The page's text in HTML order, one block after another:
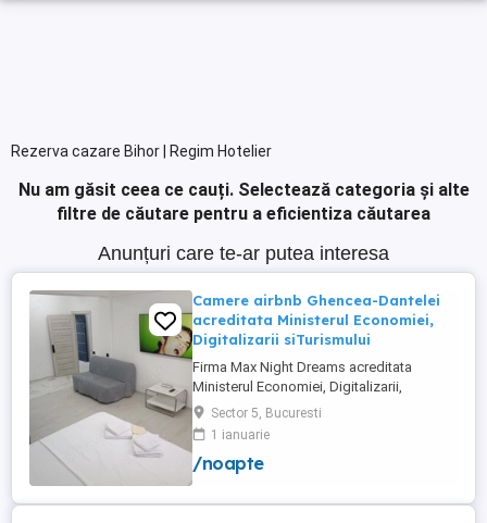
Rezerva cazare Bihor | Regim Hotelier
Nu am găsit ceea ce cauți. Selectează categoria și alte
filtre de căutare pentru a eficientiza căutarea
Anunțuri care te-ar putea interesa
Camere airbnb Ghencea-Dantelei
acreditata Ministerul Economiei,
Digitalizarii siTurismului
Firma Max Night Dreams acreditata
Ministerul Economiei, Digitalizarii,
Antreprenoriatului si Turismului închiriază
in regim hotelier in zona Drumul Taberei -
Ghencea diferite tipuri de camere Camera
single cu o suprafață totală de 16mp
cu o suprafață totală de ...
Sector 5, Bucuresti
1 ianuarie
/noapte